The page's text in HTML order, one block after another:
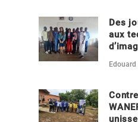
Des
aux
Edouard